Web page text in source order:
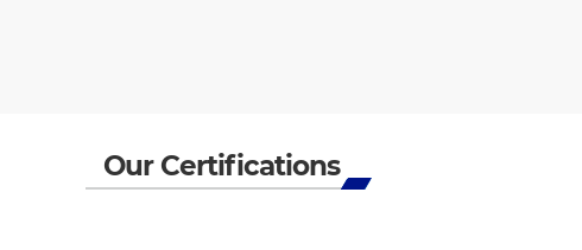
Our Certifications